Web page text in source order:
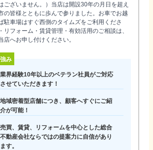
ございません。）当店は開設30年の月日を超え
の皆様とともに歩んで参りました。お車でお越
駐車場はすぐ西側のタイムズをご利用くださ
リフォーム・賃貸管理・有効活用のご相談は、
店へお申し付けください。
強み
業界経験10年以上のベテラン社員がご対応
させていただきます！
地域密着型店舗につき、顧客へすぐにご紹
介が可能！
売買、賃貸、リフォームを中心とした総合
不動産会社ならではの提案力に自信があり
ます。